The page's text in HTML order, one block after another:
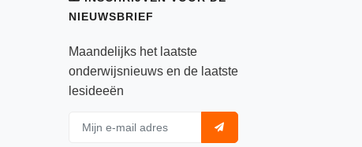
NIEUWSBRIEF
Maandelijks het laatste
onderwijsnieuws en de laatste
lesideeën